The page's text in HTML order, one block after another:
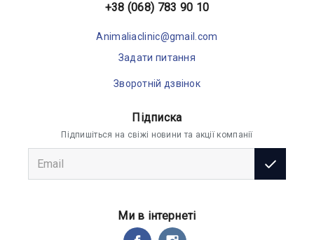
+38 (068) 783 90 10
Animaliaclinic@gmail.com
Задати питання
Зворотній дзвінок
Підписка
Підпишіться на свіжі новини та акції компанії
Ми в інтернеті